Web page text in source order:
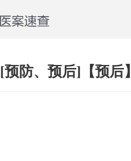
[预防、预后]【预后】